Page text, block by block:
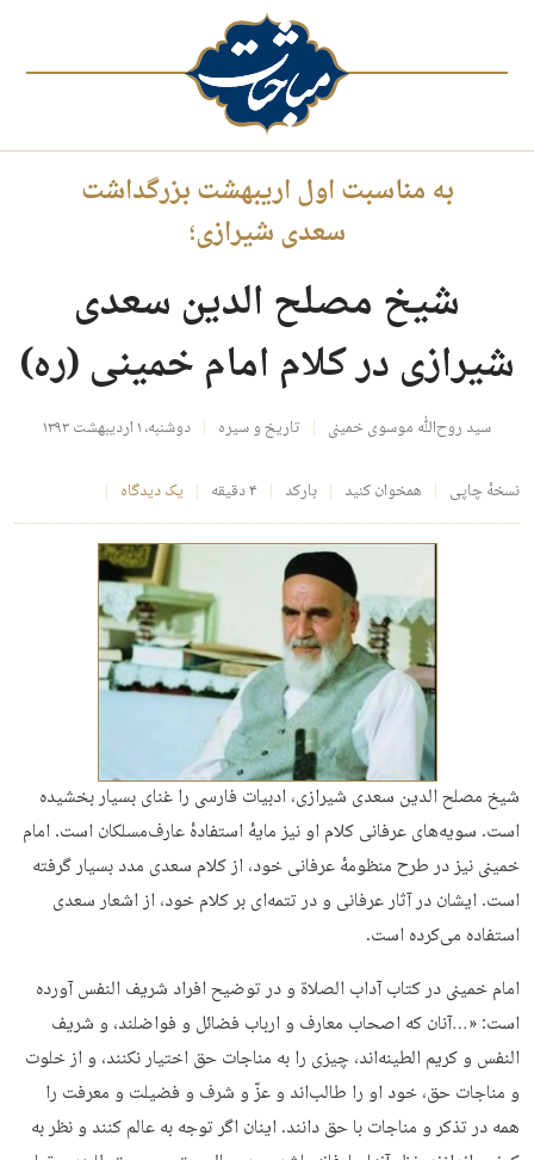
به مناسبت اول اریبهشت بزرگداشت
سعدی شیرازی؛
شیخ مصلح الدین سعدی
شیرازی در کلام امام خمینی (ره)
سید روح‌الله موسوی خمینی تاریخ و سیره دوشنبه، ۱ اردیبهشت ۱۳۹۳
نسخهٔ چاپی همخوان کنید بارکد ۴ دقیقه یک دیدگاه
شیخ مصلح الدین سعدی شیرازی، ادبیات فارسی را غنای بسیار بخشیده
است. سویه‌های عرفانی کلام او نیز مایهٔ استفادهٔ عارف‌مسلکان است. امام
خمینی نیز در طرح منظومهٔ عرفانی خود، از کلام سعدی مدد بسیار گرفته
است. ایشان در آثار عرفانی و در تتمه‌ای بر کلام خود، از اشعار سعدی
استفاده می‌کرده است.
امام خمینی در کتاب آداب الصلاة و در توضیح افراد شریف النفس آورده
است: «…آنان که اصحاب معارف و ارباب فضائل و فواضلند، و شریف
النفس و کریم الطینه‌اند، چیزی را به مناجات حق اختیار نکنند، و از خلوت
و مناجات حق، خود او را طالب‌اند و عزّ و شرف و فضیلت و معرفت را
همه در تذکر و مناجات با حق دانند. اینان اگر توجه به عالم کنند و نظر به